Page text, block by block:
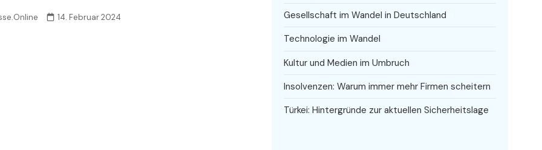
14. Februar 2024
Gesellschaft im Wandel in Deutschland
Technologie im Wandel
Kultur und Medien im Umbruch
Insolvenzen: Warum immer mehr Firmen scheitern
Türkei: Hintergründe zur aktuellen Sicherheitslage